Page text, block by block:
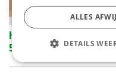
Kaaskroketten E.M. 27
50 gr
ALLES
DETAILS